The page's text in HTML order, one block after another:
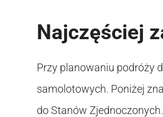
Najczęściej
Przy planowaniu podróży
samolotowych. Poniżej
do Stanów Zjednoczonych.